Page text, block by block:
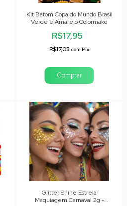
Kit Batom Copa do Mundo Brasil
Verde e Amarelo Colormake
R$17,95
R$17,05com Pix
Glitter Shine Estrela
Maquiagem Carnaval 2g -